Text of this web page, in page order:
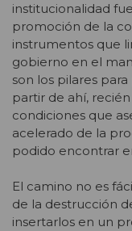
institucionalidad
promoción de la
instrumentos que
gobierno en el
son los pilares
partir de ahí,
condiciones que
acelerado de la
podido encontrar
El camino no es
de la destrucción
insertarlos en un